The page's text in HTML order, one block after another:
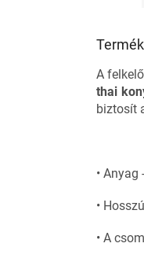
A
thai
biztosít
• Anyag -
•
• A